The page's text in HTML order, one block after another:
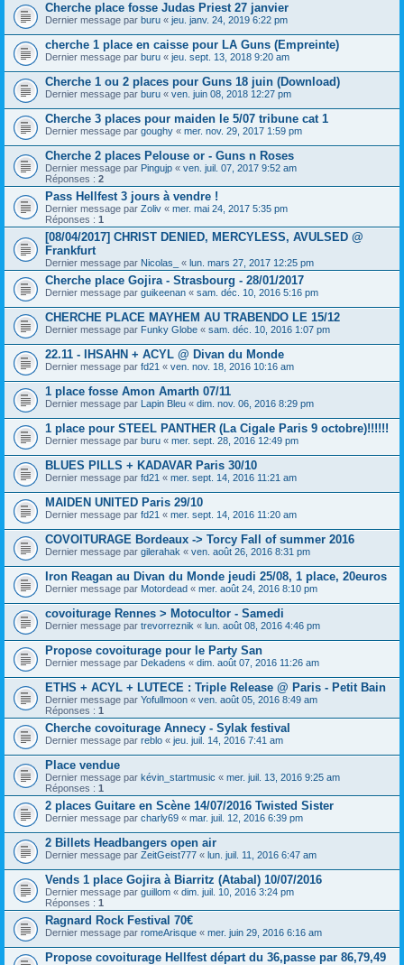
Cherche place fosse Judas Priest 27 janvier
Dernier message par buru « jeu. janv. 24, 2019 6:22 pm
cherche 1 place en caisse pour LA Guns (Empreinte)
Dernier message par buru « jeu. sept. 13, 2018 9:20 am
Cherche 1 ou 2 places pour Guns 18 juin (Download)
Dernier message par buru « ven. juin 08, 2018 12:27 pm
Cherche 3 places pour maiden le 5/07 tribune cat 1
Dernier message par goughy « mer. nov. 29, 2017 1:59 pm
Cherche 2 places Pelouse or - Guns n Roses
Dernier message par Pingujp « ven. juil. 07, 2017 9:52 am
Réponses : 2
Pass Hellfest 3 jours à vendre !
Dernier message par Zoliv « mer. mai 24, 2017 5:35 pm
Réponses : 1
[08/04/2017] CHRIST DENIED, MERCYLESS, AVULSED @
Frankfurt
Dernier message par Nicolas_ « lun. mars 27, 2017 12:25 pm
Cherche place Gojira - Strasbourg - 28/01/2017
Dernier message par guikeenan « sam. déc. 10, 2016 5:16 pm
CHERCHE PLACE MAYHEM AU TRABENDO LE 15/12
Dernier message par Funky Globe « sam. déc. 10, 2016 1:07 pm
22.11 - IHSAHN + ACYL @ Divan du Monde
Dernier message par fd21 « ven. nov. 18, 2016 10:16 am
1 place fosse Amon Amarth 07/11
Dernier message par Lapin Bleu « dim. nov. 06, 2016 8:29 pm
1 place pour STEEL PANTHER (La Cigale Paris 9 octobre)!!!!!!
Dernier message par buru « mer. sept. 28, 2016 12:49 pm
BLUES PILLS + KADAVAR Paris 30/10
Dernier message par fd21 « mer. sept. 14, 2016 11:21 am
MAIDEN UNITED Paris 29/10
Dernier message par fd21 « mer. sept. 14, 2016 11:20 am
COVOITURAGE Bordeaux -> Torcy Fall of summer 2016
Dernier message par gilerahak « ven. août 26, 2016 8:31 pm
Iron Reagan au Divan du Monde jeudi 25/08, 1 place, 20euros
Dernier message par Motordead « mer. août 24, 2016 8:10 pm
covoiturage Rennes > Motocultor - Samedi
Dernier message par trevorreznik « lun. août 08, 2016 4:46 pm
Propose covoiturage pour le Party San
Dernier message par Dekadens « dim. août 07, 2016 11:26 am
ETHS + ACYL + LUTECE : Triple Release @ Paris - Petit Bain
Dernier message par Yofullmoon « ven. août 05, 2016 8:49 am
Réponses : 1
Cherche covoiturage Annecy - Sylak festival
Dernier message par reblo « jeu. juil. 14, 2016 7:41 am
Place vendue
Dernier message par kévin_startmusic « mer. juil. 13, 2016 9:25 am
Réponses : 1
2 places Guitare en Scène 14/07/2016 Twisted Sister
Dernier message par charly69 « mar. juil. 12, 2016 6:39 pm
2 Billets Headbangers open air
Dernier message par ZeitGeist777 « lun. juil. 11, 2016 6:47 am
Vends 1 place Gojira à Biarritz (Atabal) 10/07/2016
Dernier message par guillom « dim. juil. 10, 2016 3:24 pm
Réponses : 1
Ragnard Rock Festival 70€
Dernier message par romeArisque « mer. juin 29, 2016 6:16 am
Propose covoiturage Hellfest départ du 36,passe par 86,79,49